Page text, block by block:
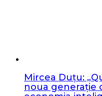
Mircea Duțu:
noua generație